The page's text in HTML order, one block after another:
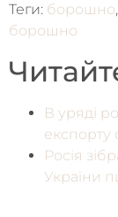
Теги: борошно,
борошно
В уряді
Росія
України